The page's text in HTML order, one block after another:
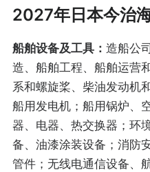
2027年日本今治
船舶设备及工具： 造船公
造、船舶工程、船舶运营
系和螺旋桨、柴油发动机
船用发电机；船用锅炉、
器、电器、热交换器；环
备、油漆涂装设备；消防
管件；无线电通信设备、